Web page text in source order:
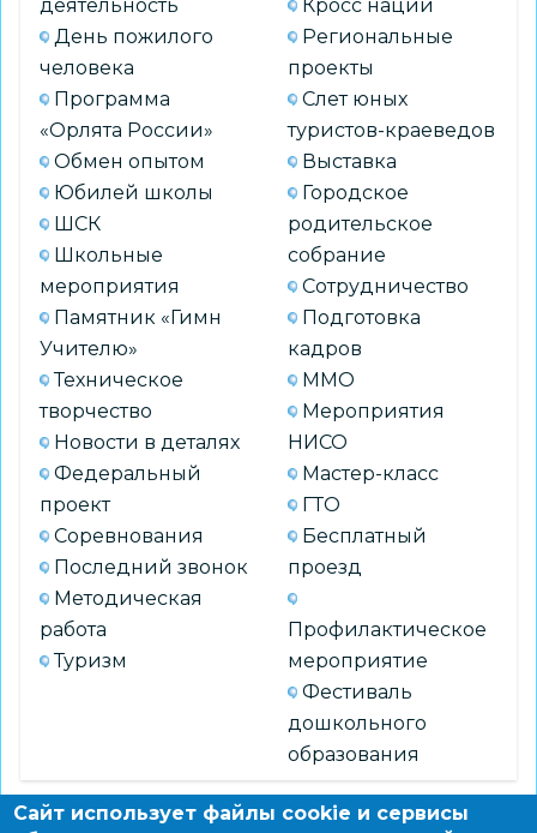
деятельность
День пожилого
человека
Программа
«Орлята России»
Обмен опытом
Юбилей школы
ШСК
Школьные
мероприятия
Памятник «Гимн
Учителю»
Техническое
творчество
Новости в деталях
Федеральный
проект
Соревнования
Последний звонок
Методическая
работа
Туризм
Кросс нации
Региональные
проекты
Слет юных
туристов-краеведов
Выставка
Городское
родительское
собрание
Сотрудничество
Подготовка
кадров
ММО
Мероприятия
НИСО
Мастер-класс
ГТО
Бесплатный
проезд
Профилактическое
мероприятие
Фестиваль
дошкольного
образования
Сайт использует файлы cookie и сервисы